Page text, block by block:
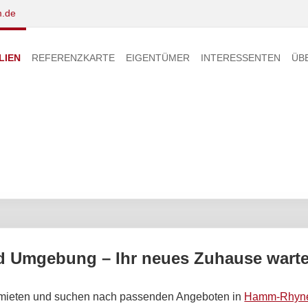
REFERENZKARTE EIGENTÜMER INTERESSENTEN
Umgebung – Ihr neues Zuhause
und suchen nach passenden Angeboten in Hamm-